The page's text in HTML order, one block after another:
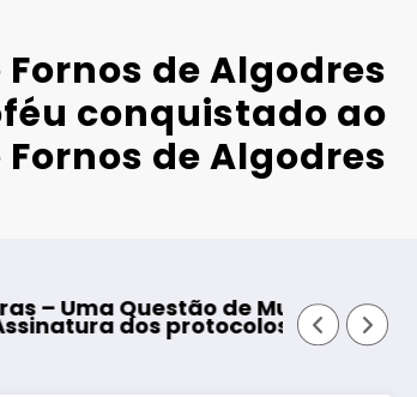
de Algodres
conquistado ao
de Algodres
e de Homens”
cooperação entre Bombeiros
Mangualde – Inauguração